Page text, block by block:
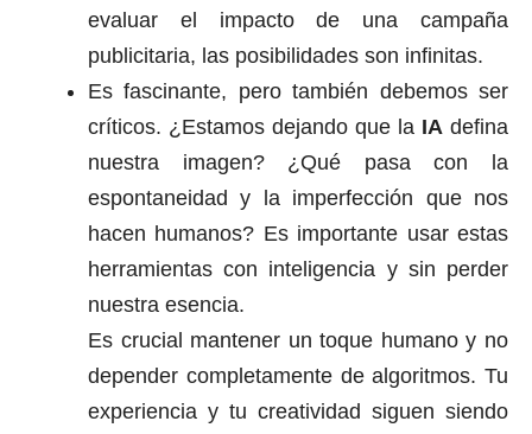
evaluar el impacto de una campaña
publicitaria, las posibilidades son infinitas.
Es fascinante, pero también debemos ser
críticos. ¿Estamos dejando que la IA defina
nuestra imagen? ¿Qué pasa con la
espontaneidad y la imperfección que nos
hacen humanos? Es importante usar estas
herramientas con inteligencia y sin perder
nuestra esencia.
Es crucial mantener un toque humano y no
depender completamente de algoritmos. Tu
experiencia y tu creatividad siguen siendo